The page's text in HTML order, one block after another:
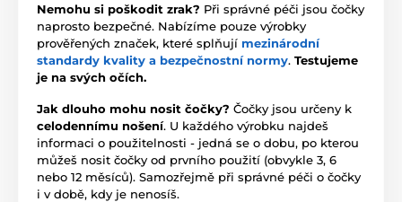
Nemohu si poškodit zrak? Při správné péči jsou čočky
naprosto bezpečné. Nabízíme pouze výrobky
prověřených značek, které splňují mezinárodní
standardy kvality a bezpečnostní normy. Testujeme
je na svých očích.
Jak dlouho mohu nosit čočky? Čočky jsou určeny k
celodennímu nošení. U každého výrobku najdeš
informaci o použitelnosti - jedná se o dobu, po kterou
můžeš nosit čočky od prvního použití (obvykle 3, 6
nebo 12 měsíců). Samozřejmě při správné péči o čočky
i v době, kdy je nenosíš.